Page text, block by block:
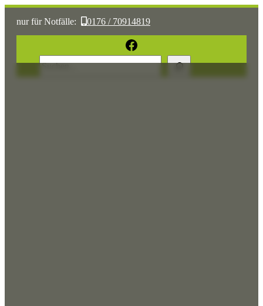
nur für Notfälle: 0176 / 70914819
Sonst: tierhilfe.wolfsburg@t-online.de
Facebook